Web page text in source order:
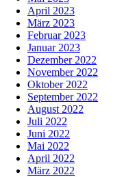
April 2023
März 2023
Februar 2023
Januar 2023
Dezember 2022
November 2022
Oktober 2022
September 2022
August 2022
Juli 2022
Juni 2022
Mai 2022
April 2022
März 2022